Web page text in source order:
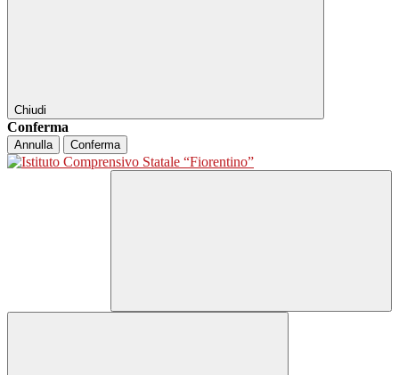
Chiudi
Conferma
Annulla Conferma